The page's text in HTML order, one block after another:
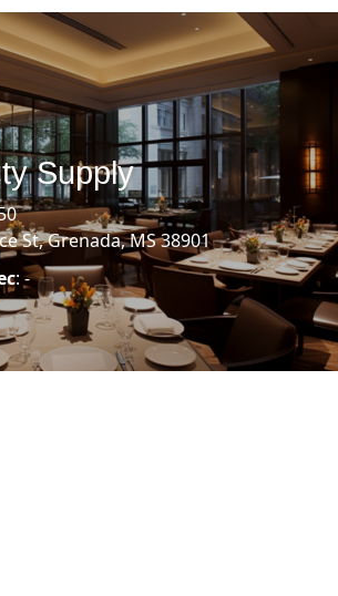
Supply
St, Grenada, MS 38901
: -